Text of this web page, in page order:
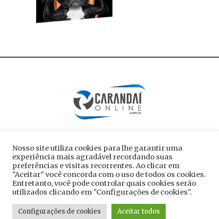
Todos os direitos reservados ao site
carandaionline.com.br
Nosso site utiliza cookies para lhe garantir uma
experiência mais agradável recordando suas
preferências e visitas recorrentes. Ao clicar em
"Aceitar" você concorda com o uso de todos os cookies.
Entretanto, você pode controlar quais cookies serão
utilizados clicando em "Configurações de cookies".
Configurações de cookies Aceitar todos